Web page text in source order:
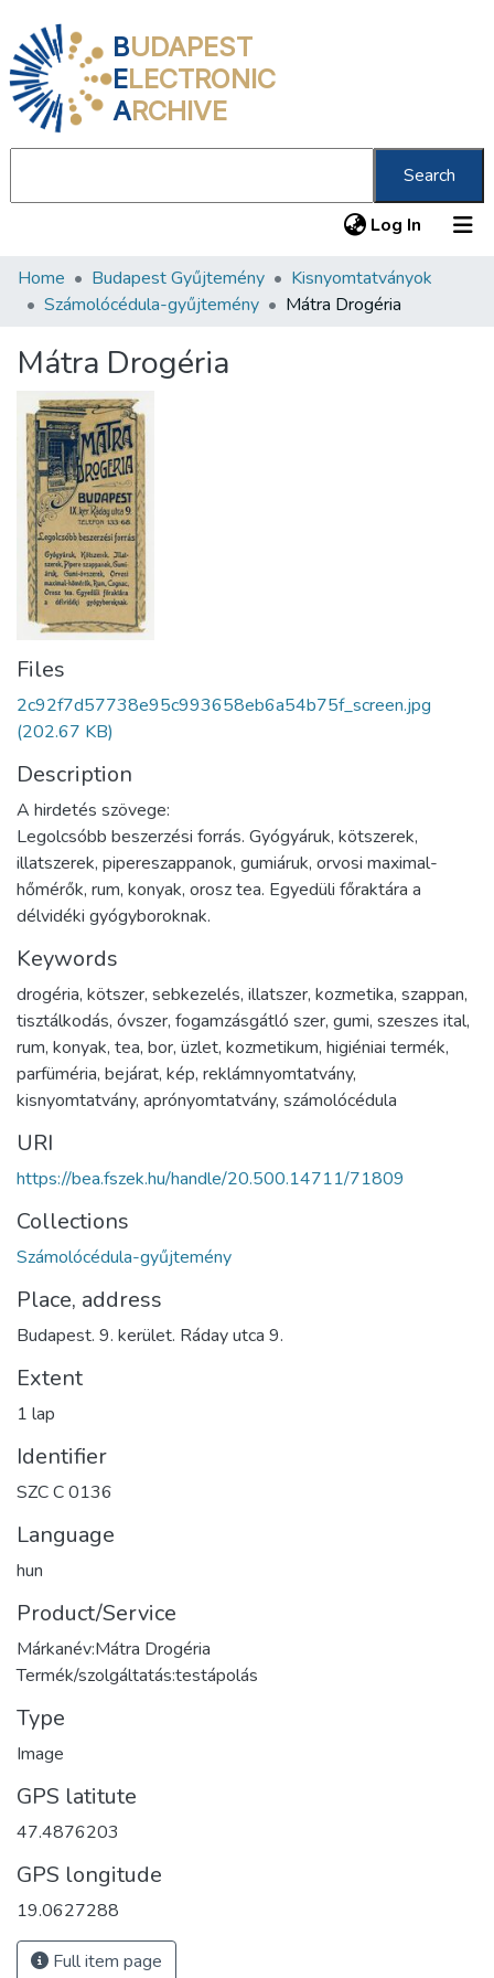
BUDAPEST
ELECTRONIC
ARCHIVE
Search
Log In (current)
Communities & Collections
Statistics
About us
Home Budapest Gyűjtemény
Kisnyomtatványok
Számolócédula-gyűjtemény
Mátra Drogéria
Mátra Drogéria
Files
2c92f7d57738e95c993658eb6a54b75f_screen.jpg
(202.67 KB)
Description
A hirdetés szövege:
Legolcsóbb beszerzési forrás. Gyógyáruk, kötszerek,
illatszerek, pipereszappanok, gumiáruk, orvosi maximal-
hőmérők, rum, konyak, orosz tea. Egyedüli főraktára a
délvidéki gyógyboroknak.
Keywords
drogéria, kötszer, sebkezelés, illatszer, kozmetika, szappan,
tisztálkodás, óvszer, fogamzásgátló szer, gumi, szeszes ital,
rum, konyak, tea, bor, üzlet, kozmetikum, higiéniai termék,
parfüméria, bejárat, kép, reklámnyomtatvány,
kisnyomtatvány, aprónyomtatvány, számolócédula
URI
https://bea.fszek.hu/handle/20.500.14711/71809
Collections
Számolócédula-gyűjtemény
Place, address
Budapest. 9. kerület. Ráday utca 9.
Extent
1 lap
Identifier
SZC C 0136
Language
hun
Product/Service
Márkanév:Mátra Drogéria
Termék/szolgáltatás:testápolás
Type
Image
GPS latitute
47.4876203
GPS longitude
19.0627288
Full item page